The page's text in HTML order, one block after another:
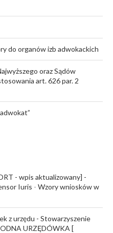
do organów izb adwokackich
oraz Sądów
art. 626 par. 2
- wpis aktualizowany] -
Iuris - Wzory wniosków w
z urzędu - Stowarzyszenie
URZĘDÓWKA [